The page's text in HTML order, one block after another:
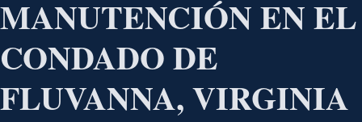
MANUTENCIÓN EN EL
CONDADO DE
FLUVANNA, VIRGINIA